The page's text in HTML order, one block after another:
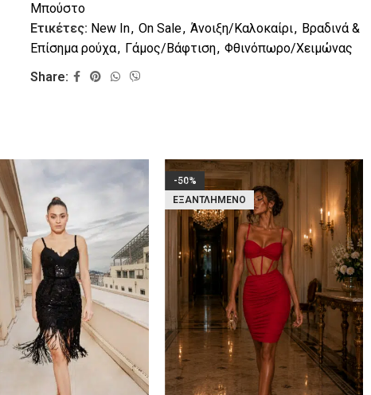
Μπούστο
Ετικέτες: New In, On Sale, Άνοιξη/Καλοκαίρι, Βραδινά &
Επίσημα ρούχα, Γάμος/Βάφτιση, Φθινόπωρο/Χειμώνας
Share:
-50%
ΕΞΑΝΤΛΗΜΈΝΟ